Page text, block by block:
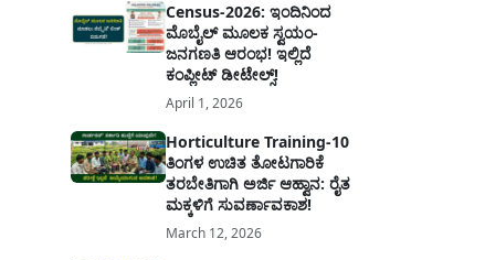
Census-2026: ಇಂದಿನಿಂದ
ಮೊಬೈಲ್ ಮೂಲಕ ಸ್ವಯಂ-
ಜನಗಣತಿ ಆರಂಭ! ಇಲ್ಲಿದೆ
ಕಂಪ್ಲೀಟ್ ಡೀಟೇಲ್ಸ್!
April 1, 2026
Horticulture Training-10
ತಿಂಗಳ ಉಚಿತ ತೋಟಗಾರಿಕೆ
ತರಬೇತಿಗಾಗಿ ಅರ್ಜಿ ಆಹ್ವಾನ: ರೈತ
ಮಕ್ಕಳಿಗೆ ಸುವರ್ಣಾವಕಾಶ!
March 12, 2026